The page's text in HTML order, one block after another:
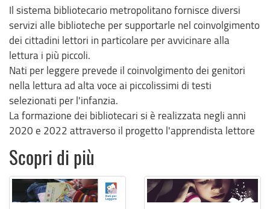
Il sistema bibliotecario metropolitano fornisce diversi
servizi alle biblioteche per supportarle nel coinvolgimento
dei cittadini lettori in particolare per avvicinare alla
lettura i più piccoli.
Nati per leggere prevede il coinvolgimento dei genitori
nella lettura ad alta voce ai piccolissimi di testi
selezionati per l'infanzia.
La formazione dei bibliotecari si è realizzata negli anni
2020 e 2022 attraverso il progetto l'apprendista lettore
Scopri di più